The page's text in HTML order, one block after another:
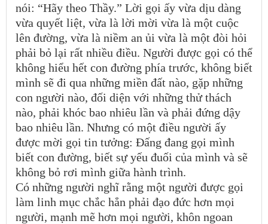
nói: “Hãy theo Thầy.” Lời gọi ấy vừa dịu dàng
vừa quyết liệt, vừa là lời mời vừa là một cuộc
lên đường, vừa là niềm an ủi vừa là một đòi hỏi
phải bỏ lại rất nhiều điều. Người được gọi có thể
không hiểu hết con đường phía trước, không biết
mình sẽ đi qua những miền đất nào, gặp những
con người nào, đối diện với những thử thách
nào, phải khóc bao nhiêu lần và phải đứng dậy
bao nhiêu lần. Nhưng có một điều người ấy
được mời gọi tin tưởng: Đấng đang gọi mình
biết con đường, biết sự yếu đuối của mình và sẽ
không bỏ rơi mình giữa hành trình.
Có những người nghĩ rằng một người được gọi
làm linh mục chắc hẳn phải đạo đức hơn mọi
người, mạnh mẽ hơn mọi người, khôn ngoan